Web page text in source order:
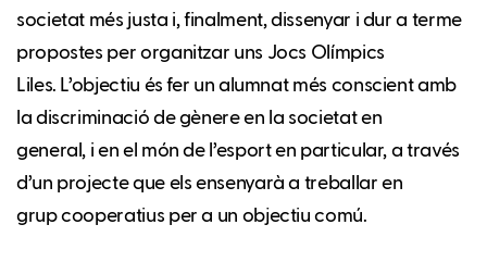
societat més justa i, finalment, dissenyar i dur a terme
propostes per organitzar uns Jocs Olímpics
Liles. L’objectiu és fer un alumnat més conscient amb
la discriminació de gènere en la societat en
general, i en el món de l’esport en particular, a través
d’un projecte que els ensenyarà a treballar en
grup cooperatius per a un objectiu comú.